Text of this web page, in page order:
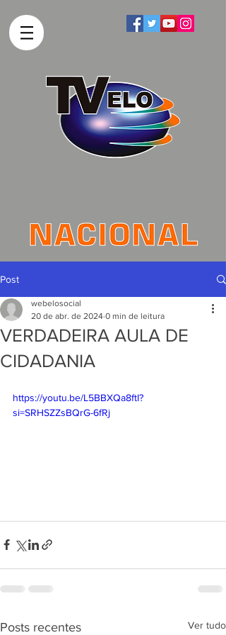
Post
VERDADEIRA AULA DE
CIDADANIA
webelosocial
20 de abr. de 2024 0 min de leitura
https://youtu.be/L5BBXQa8ftI?
si=SRHSZZsBQrG-6fRj
Posts recentes Ver tudo